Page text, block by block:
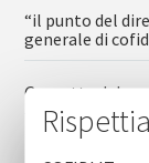
“il punto del
generale di
Gazzetta del
Repubblica -